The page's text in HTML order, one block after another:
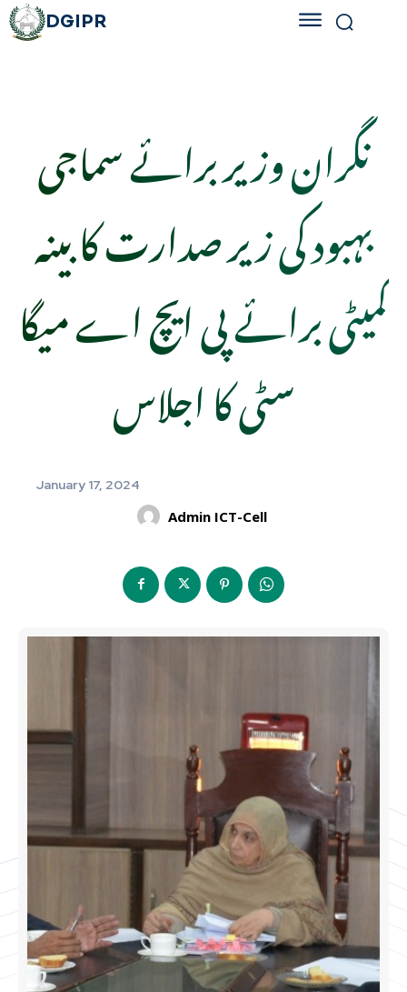
DGIPR
نگران وزیر برائے سماجی
بہبود کی زیر صدارت کابینہ
کمیٹی برائے پی ایچ اے میگا
سٹی کا اجلاس
January 17, 2024
Admin ICT-Cell